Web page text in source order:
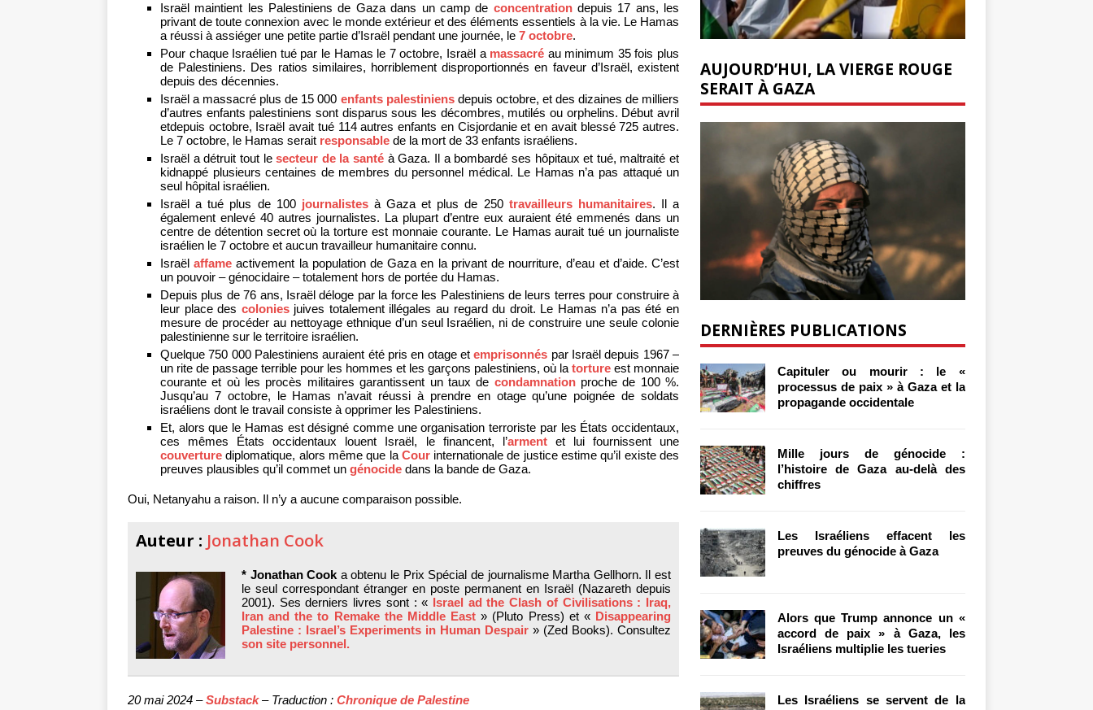
Israël maintient les Palestiniens de Gaza dans un camp de concentrationdepuis 17 ans, les
privant de toute connexion avec le monde extérieur et des éléments essentiels à la vie. Le Hamas
a réussi à assiéger une petite partie d’Israël pendant une journée, le 7 octobre.
Pour chaque Israélien tué par le Hamas le 7 octobre, Israël a massacré au minimum 35 fois plus
de Palestiniens. Des ratios similaires, horriblement disproportionnés en faveur d’Israël, existent
depuis des décennies.
Israël a massacré plus de 15 000 enfants palestiniensdepuis octobre, et des dizaines de milliers
d’autres enfants palestiniens sont disparus sous les décombres, mutilés ou orphelins. Début avril
etdepuis octobre, Israël avait tué 114 autres enfants en Cisjordanie et en avait blessé 725 autres.
Le 7 octobre, le Hamas serait responsable de la mort de 33 enfants israéliens.
Israël a détruit tout lesecteur de la santé à Gaza. Il a bombardé ses hôpitaux et tué, maltraité et
kidnappé plusieurs centaines de membres du personnel médical. Le Hamas n’a pas attaqué un
seul hôpital israélien.
Israël a tué plus de 100 journalistesà Gaza et plus de 250 travailleurs humanitaires. Il a
également enlevé 40 autres journalistes. La plupart d’entre eux auraient été emmenés dans un
centre de détention secret où la torture est monnaie courante. Le Hamas aurait tué un journaliste
israélien le 7 octobre et aucun travailleur humanitaire connu.
Israëlaffame activement la population de Gaza en la privant de nourriture, d’eau et d’aide. C’est
un pouvoir – génocidaire – totalement hors de portée du Hamas.
Depuis plus de 76 ans, Israël déloge par la force les Palestiniens de leurs terres pour construire à
leur place des coloniesjuives totalement illégales au regard du droit. Le Hamas n’a pas été en
mesure de procéder au nettoyage ethnique d’un seul Israélien, ni de construire une seule colonie
palestinienne sur le territoire israélien.
Quelque 750 000 Palestiniens auraient été pris en otage etemprisonnés par Israël depuis 1967 –
un rite de passage terrible pour les hommes et les garçons palestiniens, où latorture est monnaie
courante et où les procès militaires garantissent un taux de condamnationproche de 100 %.
Jusqu’au 7 octobre, le Hamas n’avait réussi à prendre en otage qu’une poignée de soldats
israéliens dont le travail consiste à opprimer les Palestiniens.
Et, alors que le Hamas est désigné comme une organisation terroriste par les États occidentaux,
ces mêmes États occidentaux louent Israël, le financent, l’armentet lui fournissent une
couverture diplomatique, alors même que la Courinternationale de justice estime qu’il existe des
preuves plausibles qu’il commet un génocide dans la bande de Gaza.
Oui, Netanyahu a raison. Il n’y a aucune comparaison possible.
Auteur : Jonathan Cook
* Jonathan Cook a obtenu le Prix Spécial de journalisme Martha Gellhorn. Il est
le seul correspondant étranger en poste permanent en Israël (Nazareth depuis
2001). Ses derniers livres sont : « Israel ad the Clash of Civilisations : Iraq,
Iran and the to Remake the Middle East » (Pluto Press) et « Disappearing
Palestine : Israel’s Experiments in Human Despair » (Zed Books). Consultez
son site personnel.
20 mai 2024 –Substack– Traduction : Chronique de Palestine
AUJOURD’HUI, LA VIERGE ROUGE
SERAIT À GAZA
DERNIÈRES PUBLICATIONS
Capituler ou mourir : le «
processus de paix » à Gaza et la
propagande occidentale
Mille jours de génocide :
l’histoire de Gaza au-delà des
chiffres
Les Israéliens effacent les
preuves du génocide à Gaza
Alors que Trump annonce un «
accord de paix » à Gaza, les
Israéliens multiplie les tueries
Les Israéliens se servent de la